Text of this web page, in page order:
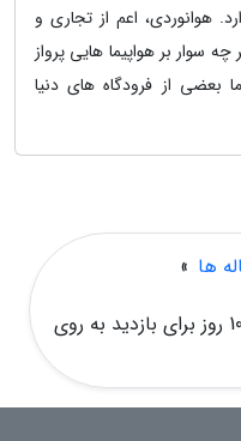
هوانوردی، اعم از تجاری و
سوار بر هواپیما هایی پرواز
بعضی از فرودگاه های دنیا
ها »
درهای کارخانه ریسباف به مدت 10 روز برای بازدید به روی